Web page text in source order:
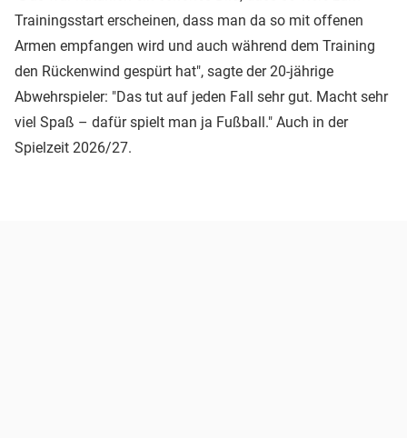
Trainingsstart erscheinen, dass man da so mit offenen
Armen empfangen wird und auch während dem Training
den Rückenwind gespürt hat", sagte der 20-jährige
Abwehrspieler: "Das tut auf jeden Fall sehr gut. Macht sehr
viel Spaß – dafür spielt man ja Fußball." Auch in der
Spielzeit 2026/27.